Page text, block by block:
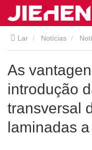
Lar Notícias
chapas laminadas a frio.
As
introdução
transversal
laminadas